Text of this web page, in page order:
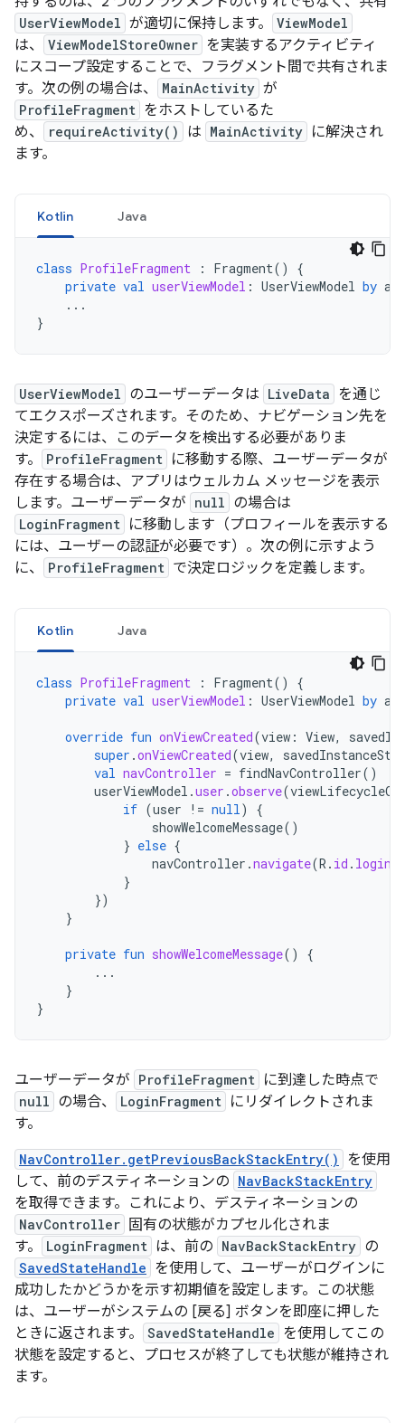
UserViewModel が適切に保持します。 ViewModel
は、 ViewModelStoreOwner を実装するアクティビティ
にスコープ設定することで、フラグメント間で共有されま
す。次の例の場合は、
MainActivity が
ProfileFragment をホストしているた
め、
requireActivity() は MainActivity に解決され
ます。
Kotlin Java
class ProfileFragment : Fragment()
{
private val userViewModel : UserViewModel by
...
}
UserViewModel のユーザーデータは LiveData を通じ
てエクスポーズされます。そのため、ナビゲーション先を
決定するには、このデータを検出する必要がありま
す。
ProfileFragment に移動する際、ユーザーデータが
存在する場合は、アプリはウェルカム メッセージを表示
します。ユーザーデータが null の場合は
LoginFragment に移動します（プロフィールを表示する
には、ユーザーの認証が必要です）。次の例に示すよう
に、
ProfileFragment で決定ロジックを定義します。
Kotlin Java
class ProfileFragment : Fragment()
{
private val userViewModel : UserViewModel by
override fun onViewCreated(view : View,
super .onViewCreated(view,
val navController = findNavController()
userViewModel .user .observe(
if (user != null)
{
showWelcomeMessage()
} else {
navController .navigate(R . id .
}
})
}
private fun showWelcomeMessage()
{
...
}
}
ユーザーデータが ProfileFragment に到達した時点で
null の場合、 LoginFragment にリダイレクトされま
す。
NavController.getPreviousBackStackEntry()
を使用
して、前のデスティネーションの NavBackStackEntry
を取得できます。これにより、デスティネーションの
NavController 固有の状態がカプセル化されま
す。
LoginFragment は、前の NavBackStackEntry の
SavedStateHandle を使用して、ユーザーがログインに
成功したかどうかを示す初期値を設定します。この状態
は、ユーザーがシステムの [戻る] ボタンを即座に押した
ときに返されます。
SavedStateHandle を使用してこの
状態を設定すると、プロセスが終了しても状態が維持され
ます。